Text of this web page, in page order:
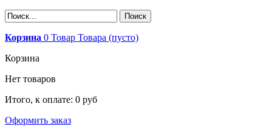
Корзина 0 Товар Товара (пусто)
Корзина
Нет товаров
Итого, к оплате: 0 руб
Оформить заказ